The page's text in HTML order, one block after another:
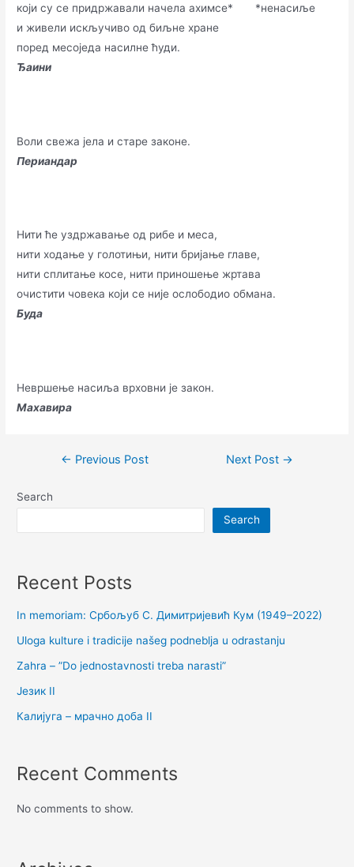
који су се придржавали начела ахимсе* *ненасиље
и живели искључиво од биљне хране
поред месоједа насилне ћуди.
Ђаини
Воли свежа јела и старе законе.
Периандар
Нити ће уздржавање од рибе и меса,
нити ходање у голотињи, нити бријање главе,
нити сплитање косе, нити приношење жртава
очистити човека који се није ослободио обмана.
Буда
Невршење насиља врховни је закон.
Махавира
Post← Previous Post Next Post →
Search
Search
Recent Posts
In memoriam: Србољуб С. Димитријевић Кум (1949–2022)
Uloga kulture i tradicije našeg podneblja u odrastanju
Zahra – ”Do jednostavnosti treba narasti”
Језик II
Калијуга – мрачно доба II
Recent Comments
No comments to show.